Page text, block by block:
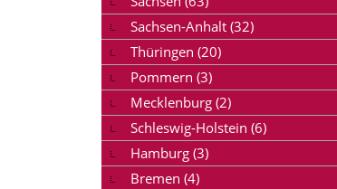
Sachsen-Anhalt (32)
Thüringen (20)
Pommern (3)
Mecklenburg (2)
Schleswig-Holstein (6)
Hamburg (3)
Bremen (4)